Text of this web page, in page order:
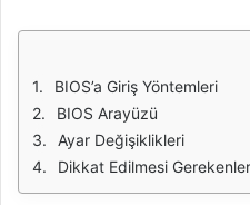
BIOS’a Giriş Yöntemleri
BIOS Arayüzü
Ayar Değişiklikleri
Dikkat Edilmesi Gerekenler